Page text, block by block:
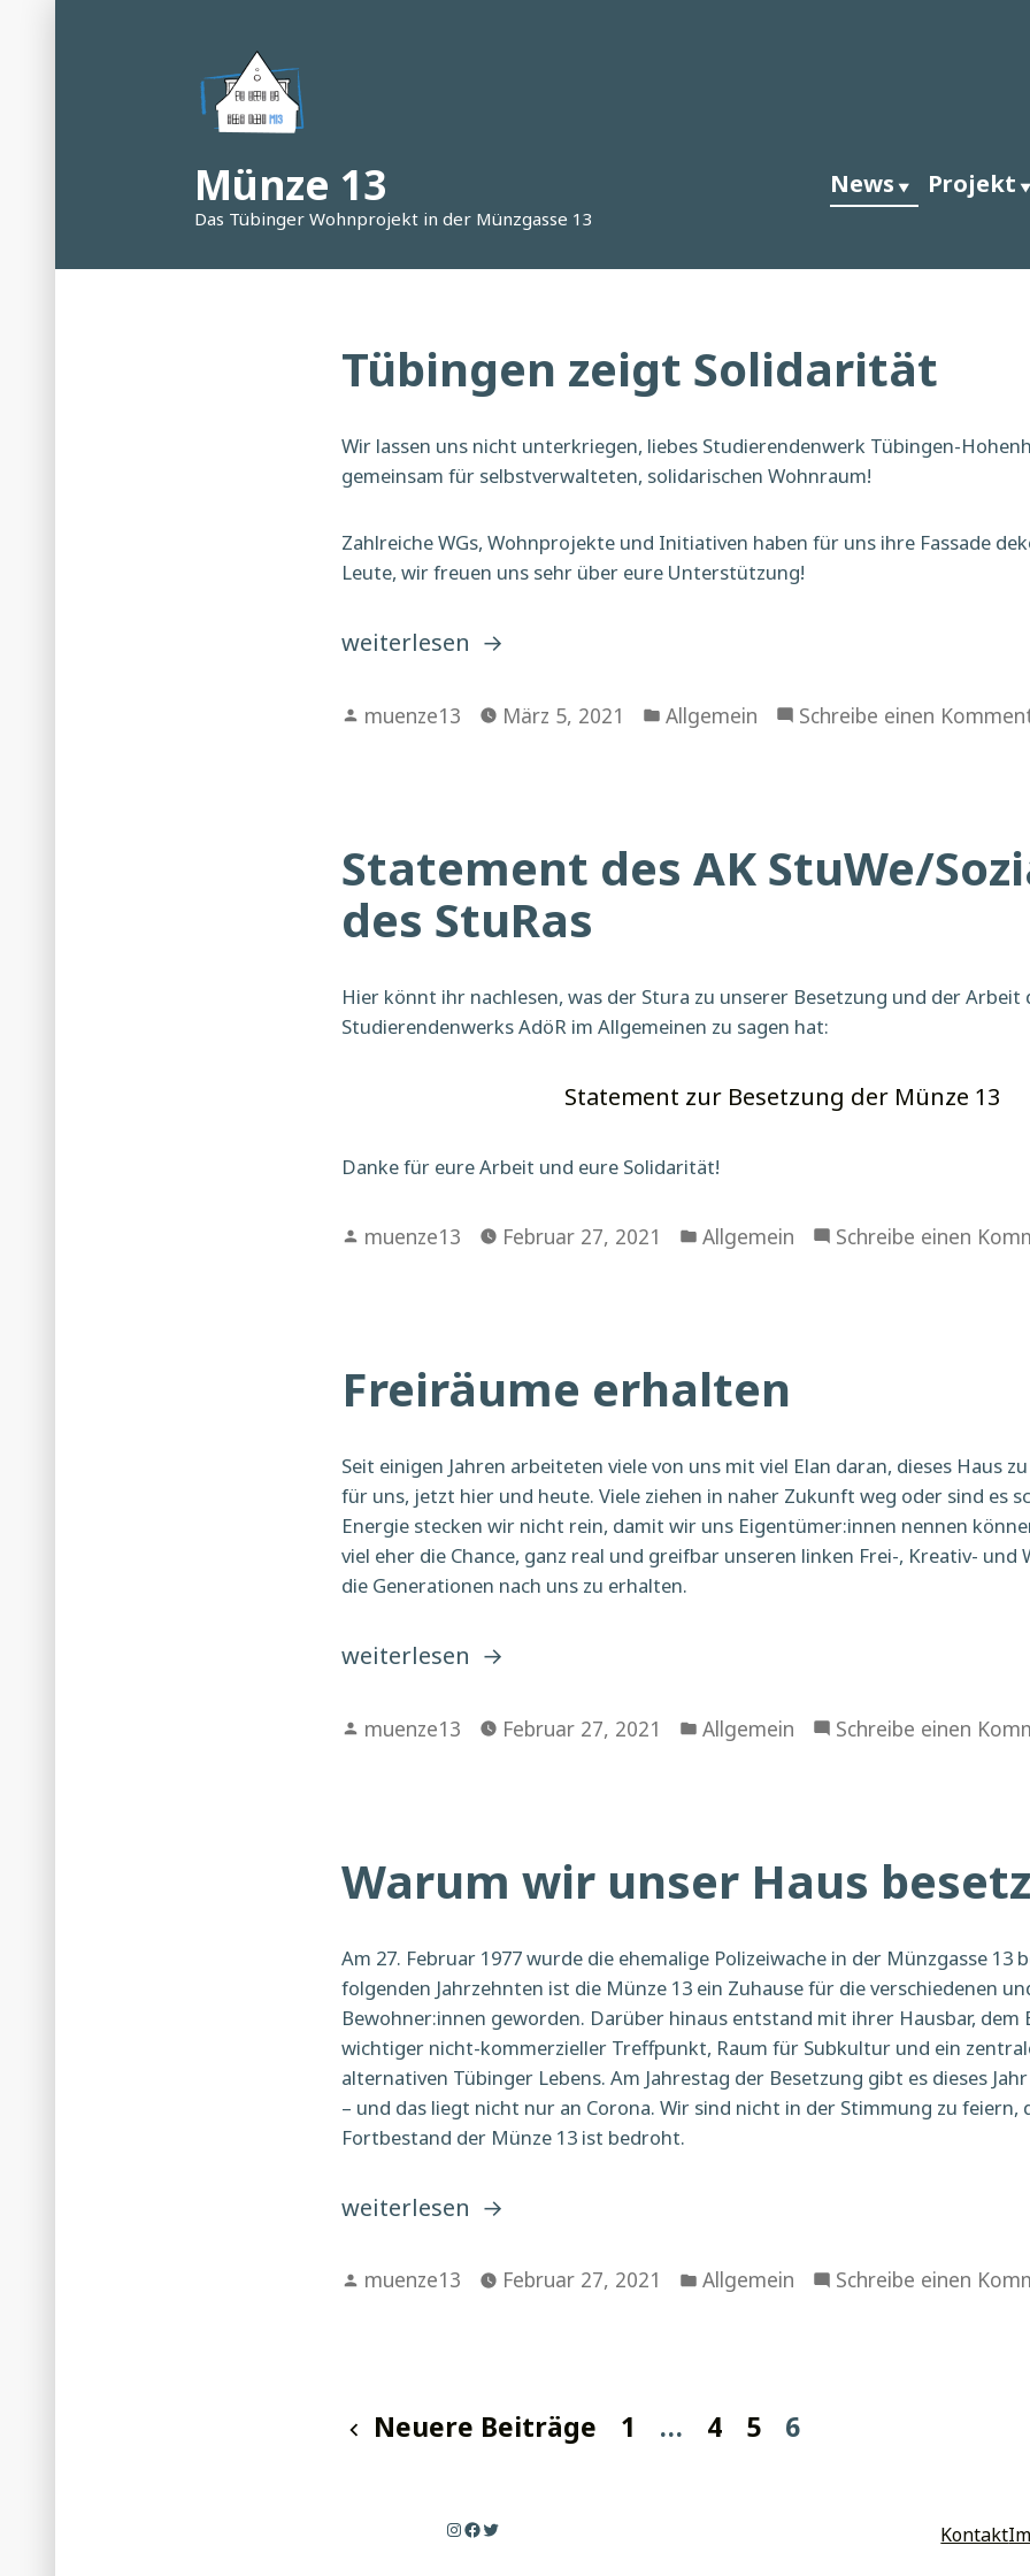
Münze 13
Das Tübinger Wohnprojekt in der Münzgasse 13
News Projekt
Tübingen zeigt Solidarität
Wir lassen uns nicht unterkriegen, liebes Studierendenwerk Tübingen-
gemeinsam für selbstverwalteten, solidarischen Wohnraum!
Zahlreiche WGs, Wohnprojekte und Initiativen haben für uns ihre Fassade
Leute, wir freuen uns sehr über eure Unterstützung!
„Tübingen
Solidarität“
weiterlesen
Verfasst
muenze13 März 5, 2021
Veröffentlicht
Allgemein Schreibe einen
Statement des AK StuWe/
des StuRas
Hier könnt ihr nachlesen, was der Stura zu unserer Besetzung und der Arbeit
Studierendenwerks AdöR im Allgemeinen zu sagen hat:
Statement zur Besetzung der Münze 13
Danke für eure Arbeit und eure Solidarität!
Verfasst
muenze13 Februar 27, 2021
Veröffentlicht
Allgemein Schreibe einen
Freiräume erhalten
Seit einigen Jahren arbeiteten viele von uns mit viel Elan daran, dieses Haus
für uns, jetzt hier und heute. Viele ziehen in naher Zukunft weg oder sind es
Energie stecken wir nicht rein, damit wir uns Eigentümer:innen nennen
viel eher die Chance, ganz real und greifbar unseren linken Frei-, Kreativ- und
die Generationen nach uns zu erhalten.
„Freiräume
weiterlesen
Verfasst
muenze13 Februar 27, 2021
Veröffentlicht
Allgemein Schreibe einen
Warum wir unser Haus
Am 27. Februar 1977 wurde die ehemalige Polizeiwache in der Münzgasse 13
folgenden Jahrzehnten ist die Münze 13 ein Zuhause für die verschiedenen
Bewohner:innen geworden. Darüber hinaus entstand mit ihrer Hausbar, dem
wichtiger nicht-kommerzieller Treffpunkt, Raum für Subkultur und ein
alternativen Tübinger Lebens. Am Jahrestag der Besetzung gibt es dieses
– und das liegt nicht nur an Corona. Wir sind nicht in der Stimmung zu feiern,
Fortbestand der Münze 13 ist bedroht.
„Warum
unser
weiterlesen
Verfasst
muenze13 Februar 27, 2021
Veröffentlicht
Allgemein Schreibe einen
Seitennummerierung
Beiträge
Neuere Beiträge 1 … 4 5 6
Instagram
Facebook
Twitter Kontakt